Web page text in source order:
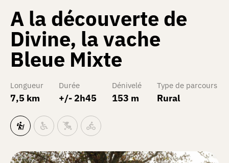
A la découverte de
Divine, la vache
Bleue Mixte
Longueur
7,5 km
Durée
+/- 2h45
Dénivelé
153 m
Type de parcours
Rural